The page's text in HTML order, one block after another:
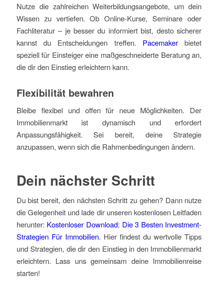
Nutze die zahlreichen Weiterbildungsangebote, um dein
Wissen zu vertiefen. Ob Online-Kurse, Seminare oder
Fachliteratur – je besser du informiert bist, desto sicherer
kannst du Entscheidungen treffen. Pacemaker bietet
speziell für Einsteiger eine maßgeschneiderte Beratung an,
die dir den Einstieg erleichtern kann.
Flexibilität bewahren
Bleibe flexibel und offen für neue Möglichkeiten. Der
Immobilienmarkt ist dynamisch und erfordert
Anpassungsfähigkeit. Sei bereit, deine Strategie
anzupassen, wenn sich die Rahmenbedingungen ändern.
Dein nächster Schritt
Du bist bereit, den nächsten Schritt zu gehen? Dann nutze
die Gelegenheit und lade dir unseren kostenlosen Leitfaden
herunter: Kostenloser Download: Die 3 Besten Investment-
Strategien Für Immobilien. Hier findest du wertvolle Tipps
und Strategien, die dir den Einstieg in den Immobilienmarkt
erleichtern. Lass uns gemeinsam deine Immobilienreise
starten!